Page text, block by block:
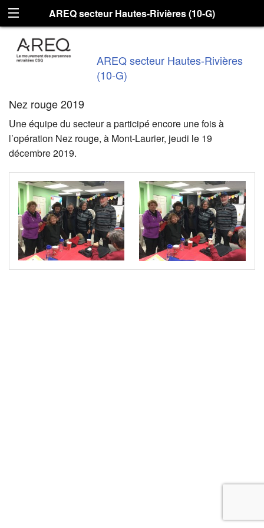
AREQ secteur Hautes-Rivières (10-G)
AREQ secteur Hautes-Rivières
(10-G)
Nez rouge 2019
Une équipe du secteur a participé encore une fois à
l’opération Nez rouge, à Mont-Laurier, jeudi le 19
décembre 2019.